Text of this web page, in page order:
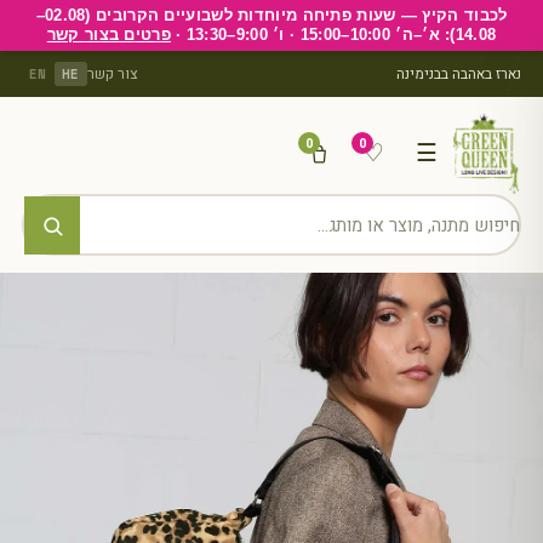
לכבוד הקיץ — שעות פתיחה מיוחדות לשבועיים הקרובים (02.08–
14.08): א׳–ה׳ 10:00–15:00 · ו׳ 9:00–13:30 ·
פרטים בצור קשר
נארז באהבה בבנימינה צור קשר HE
EN
☰
♡
0
0